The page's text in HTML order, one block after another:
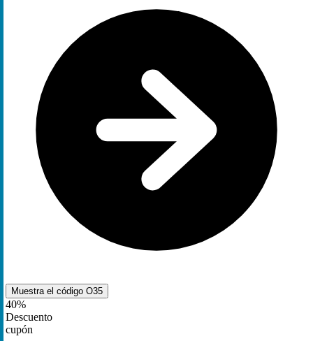
Muestra el código O35
40%
Descuento
cupón